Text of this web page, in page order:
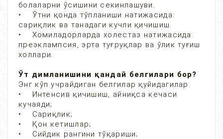
болаларни ўсишини секинлашуви.
• Ўтни қонда тўпланиши натижасида:
сариқлик ва танадаги кучли қичишиш.
• Хомиладорларда холестаз натижасида:
преэклампсия, эрта туғруқлар ва ўлик туғиш
холлари.
Ўт димланишини қандай белгилари бор?
Энг кўп учрайдиган белгилар қуйидагилар:
• Интенсив қичишиш, айниқса кечаси
кучаяди;
• Сариқлик;
• Қон кетишлар;
• Сийдик рангини тўқариши;